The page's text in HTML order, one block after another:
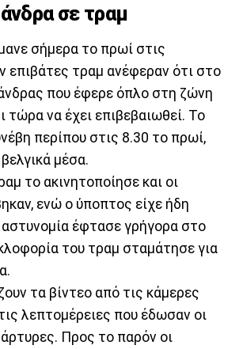
σε τραμ
σήμερα το πρωί στις
επιβάτες τραμ ανέφεραν ότι στο
που έφερε όπλο στη ζώνη
τώρα να έχει επιβεβαιωθεί. Το
περίπου στις 8.30 το πρωί,
μέσα.
το ακινητοποίησε και οι
ενώ ο ύποπτος είχε ήδη
έφτασε γρήγορα στο
του τραμ σταμάτησε για
τα βίντεο από τις κάμερες
λεπτομέρειες που έδωσαν οι
Προς το παρόν οι